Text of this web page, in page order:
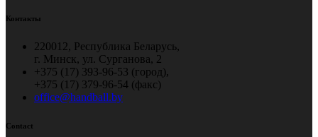
Контакты
220012, Республика Беларусь,
г. Минск, ул. Сурганова, 2
+375 (17) 393-96-53 (город),
+375 (17) 379-96-54 (факс)
office@handball.by
Contact